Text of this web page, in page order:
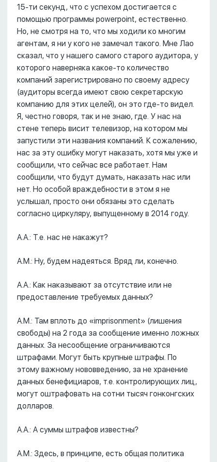
15-ти секунд, что с успехом достигается с
помощью программы powerpoint, естественно.
Но, не смотря на то, что мы ходили ко многим
агентам, я ни у кого не замечал такого. Мне Лао
сказал, что у нашего самого старого аудитора, у
которого наверняка какое-то количество
компаний зарегистрировано по своему адресу
(аудиторы всегда имеют свою секретарскую
компанию для этих целей), он это где-то видел.
Я, честно говоря, так и не знаю, где. У нас на
стене теперь висит телевизор, на котором мы
запустили эти названия компаний. К сожалению,
нас за эту ошибку могут наказать, хотя мы уже и
сообщили, что сейчас все работает. Нам
сообщили, что будут думать, наказать нас или
нет. Но особой враждебности в этом я не
услышал, просто они обязаны это сделать
согласно циркуляру, выпущенному в 2014 году.
А.А.: Т.е. нас не накажут?
А.М.: Ну, будем надеяться. Вряд ли, конечно.
А.А.: Как наказывают за отсутствие или не
предоставление требуемых данных?
А.М.: Там вплоть до «imprisonment» (лишения
свободы) на 2 года за сообщение именно ложных
данных. За несообщение ограничиваются
штрафами. Могут быть крупные штрафы. По
этому важному нововведению, за не хранение
данных бенефициаров, т.е. контролирующих лиц,
могут оштрафовать на сотни тысяч гонконгских
долларов.
А.А.: А суммы штрафов известны?
А.М.: Здесь, в принципе, есть общая политика